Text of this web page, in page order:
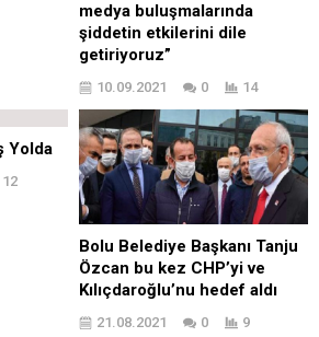
medya buluşmalarında
şiddetin etkilerini dile
getiriyoruz”
10.09.2021 0 14
Yolda
12
Bolu Belediye Başkanı Tanju
Özcan bu kez CHP’yi ve
Kılıçdaroğlu’nu hedef aldı
21.08.2021 0 9